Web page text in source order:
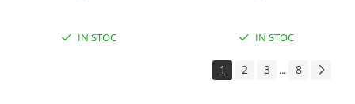
IN STOC IN STOC
1 2 3 ... 8